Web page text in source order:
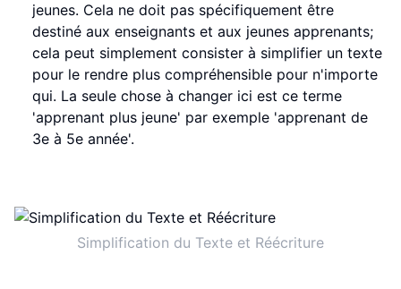
jeunes. Cela ne doit pas spécifiquement être
destiné aux enseignants et aux jeunes apprenants;
cela peut simplement consister à simplifier un texte
pour le rendre plus compréhensible pour n'importe
qui. La seule chose à changer ici est ce terme
'apprenant plus jeune' par exemple 'apprenant de
3e à 5e année'.
Simplification du Texte et Réécriture